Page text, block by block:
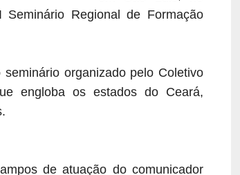
Regional de Formação
organizado pelo Coletivo
engloba os estados do Ceará,
de atuação do comunicador